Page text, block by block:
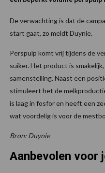
De verwachting is dat de
start gaat, zo meldt Duynie.
Perspulp komt vrij tijdens de
suiker. Het product is
samenstelling. Naast een
stimuleert het de
is laag in fosfor en heeft een
wat voordelig is voor de
Bron: Duynie
Aanbevolen voor